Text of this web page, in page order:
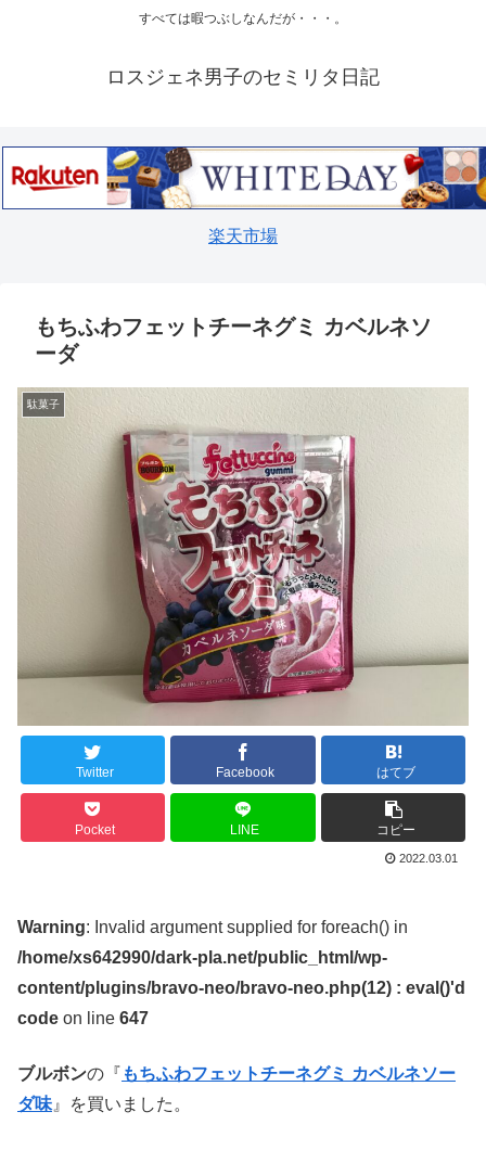
すべては暇つぶしなんだが・・・。
ロスジェネ男子のセミリタ日記
楽天市場
もちふわフェットチーネグミ カベルネソ
ーダ
駄菓子
Twitter Facebook はてブ
Pocket LINE コピー
2022.03.01
Warning: Invalid argument supplied for foreach() in
/home/xs642990/dark-pla.net/public_html/wp-
content/plugins/bravo-neo/bravo-neo.php(12) : eval()'d
code on line 647
ブルボンの『 もちふわフェットチーネグミ カベルネソー
ダ味 』を買いました。